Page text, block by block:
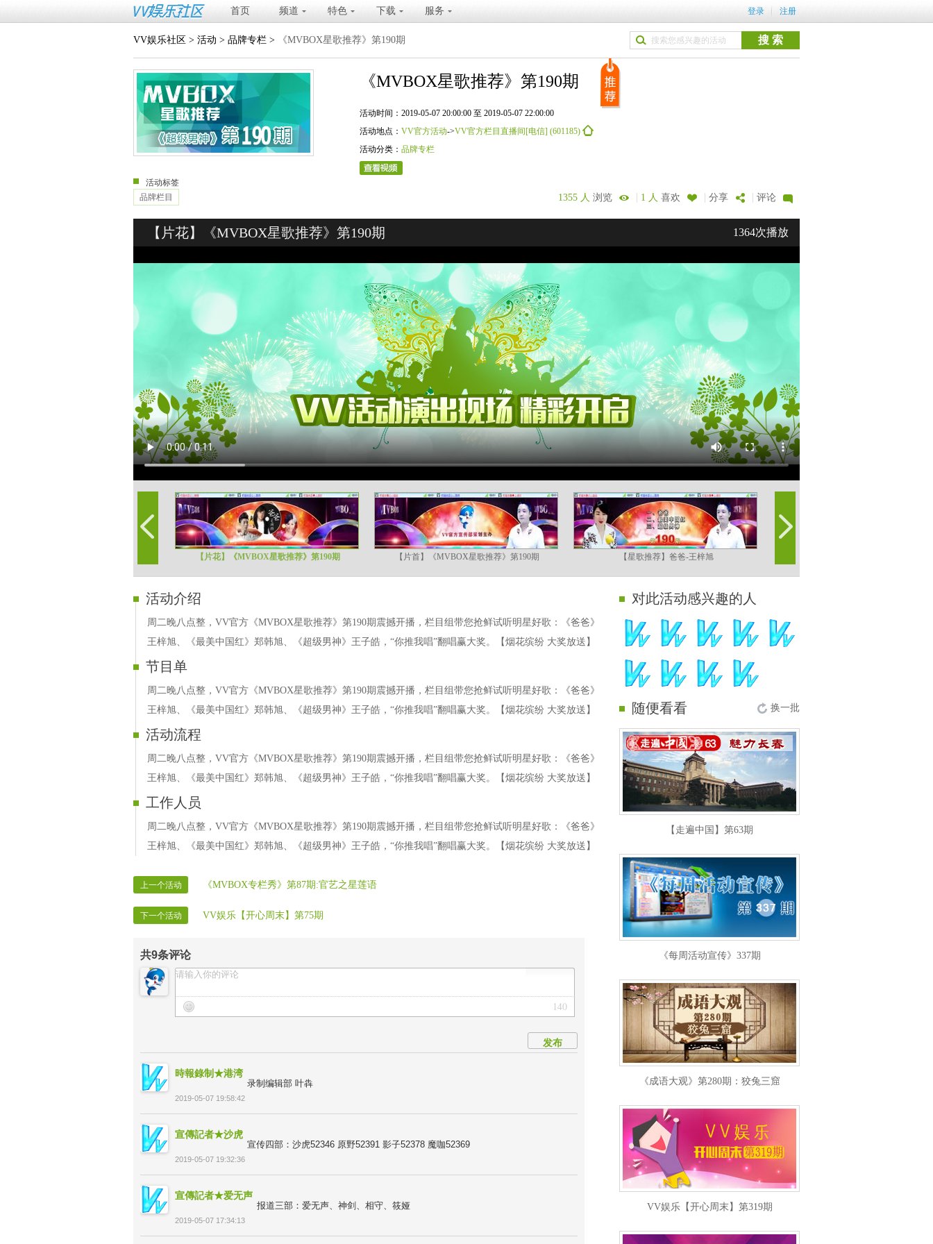
首页 频道 特色 下载 服务 登录 注册
VV娱乐社区 > 活动 > 品牌专栏 > 《MVBOX星歌推荐》第190期
《MVBOX星歌推荐》第190期
活动时间：2019-05-07 20:00:00 至 2019-05-07 22:00:00
活动地点： VV官方活动->VV官方栏目直播间[电信] (601185)
活动分类： 品牌专栏
活动标签
品牌栏目
1355 人 浏览 | 1 人 喜欢 | 分享 | 评论
【片花】《MVBOX星歌推荐》第190期 1364次播放
【片花】《MVBOX星歌推荐》第190期 【片首】《MVBOX星歌推荐》第190期 【星歌推荐】爸爸-王梓旭
活动介绍
周二晚八点整，VV官方《MVBOX星歌推荐》第190期震撼开播，栏目组带您抢鲜试听明星好歌：《爸爸》
王梓旭、《最美中国红》郑韩旭、《超级男神》王子皓，“你推我唱”翻唱赢大奖。【烟花缤纷 大奖放送】
节目单
周二晚八点整，VV官方《MVBOX星歌推荐》第190期震撼开播，栏目组带您抢鲜试听明星好歌：《爸爸》
王梓旭、《最美中国红》郑韩旭、《超级男神》王子皓，“你推我唱”翻唱赢大奖。【烟花缤纷 大奖放送】
活动流程
周二晚八点整，VV官方《MVBOX星歌推荐》第190期震撼开播，栏目组带您抢鲜试听明星好歌：《爸爸》
王梓旭、《最美中国红》郑韩旭、《超级男神》王子皓，“你推我唱”翻唱赢大奖。【烟花缤纷 大奖放送】
工作人员
周二晚八点整，VV官方《MVBOX星歌推荐》第190期震撼开播，栏目组带您抢鲜试听明星好歌：《爸爸》
王梓旭、《最美中国红》郑韩旭、《超级男神》王子皓，“你推我唱”翻唱赢大奖。【烟花缤纷 大奖放送】
上一个活动 《MVBOX专栏秀》第87期:官艺之星莲语
下一个活动 VV娱乐【开心周末】第75期
共9条评论
140
发布
時報錄制★港湾
录制编辑部 叶犇
2019-05-07 19:58:42
宣傳記者★沙虎
宣传四部：沙虎52346 原野52391 影子52378 魔咖52369
2019-05-07 19:32:36
宣傳記者★爱无声
报道三部：爱无声、神剑、相守、筱娅
2019-05-07 17:34:13
对此活动感兴趣的人
随便看看 换一批
【走遍中国】第63期
《每周活动宣传》337期
《成语大观》第280期：狡兔三窟
VV娱乐【开心周末】第319期